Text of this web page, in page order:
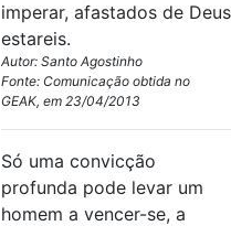
imperar, afastados de Deus
estareis.
Autor: Santo Agostinho
Fonte: Comunicação obtida no
GEAK, em 23/04/2013
Só uma convicção
profunda pode levar um
homem a vencer-se, a